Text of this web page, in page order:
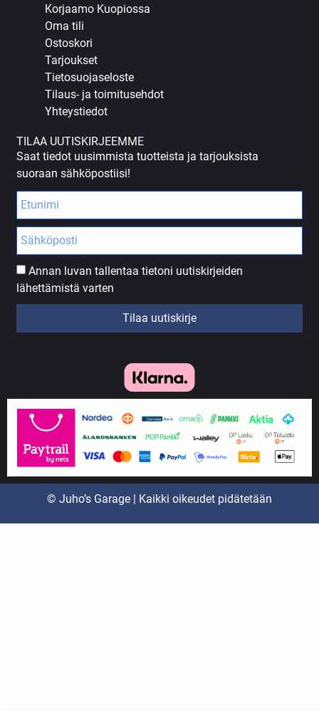
Korjaamo Kuopiossa
Oma tili
Ostoskori
Tarjoukset
Tietosuojaseloste
Tilaus- ja toimitusehdot
Yhteystiedot
TILAA UUTISKIRJEEMME
Saat tiedot uusimmista tuotteista ja tarjouksista
suoraan sähköpostiisi!
Annan luvan tallentaa tietoni uutiskirjeiden
lähettämistä varten
Tilaa uutiskirje
© Juho’s Garage | Kaikki oikeudet pidätetään